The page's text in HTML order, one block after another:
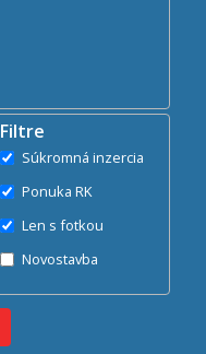
Filtre
Súkromná inzercia
Ponuka RK
Len s fotkou
Novostavba